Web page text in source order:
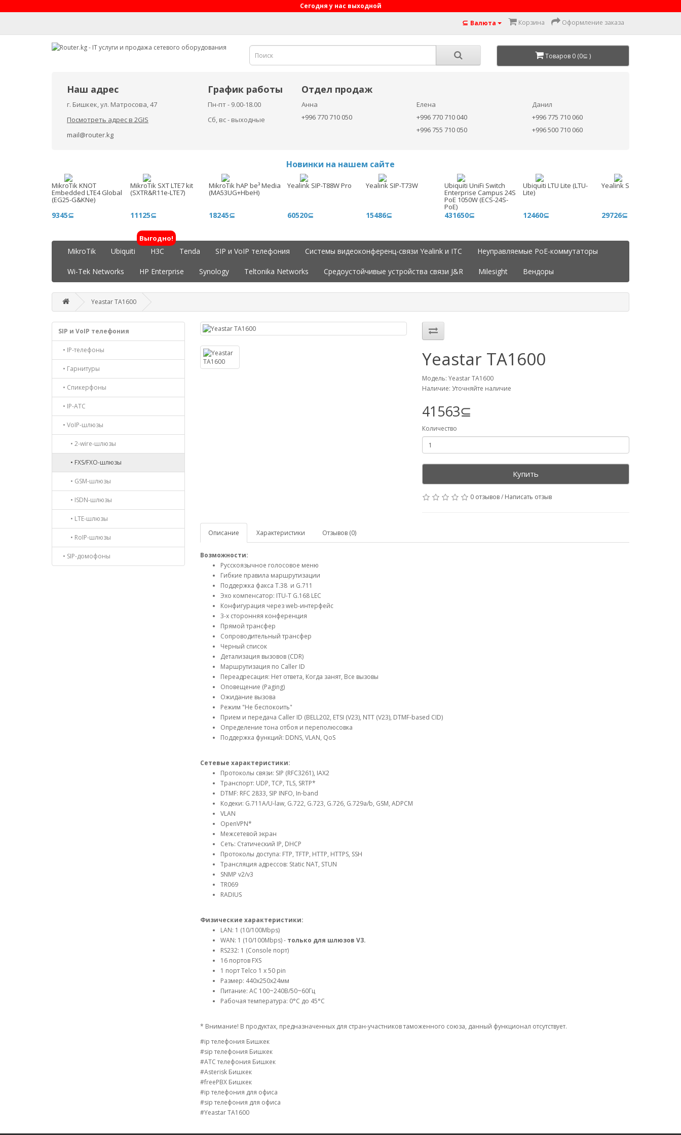
Сегодня у нас выходной
⊆ Валюта Корзина Оформление заказа
Товаров 0 (0⊆ )
Наш адрес
г. Бишкек, ул. Матросова, 47
Посмотреть адрес в 2GIS
mail@router.kg
График работы
Пн-пт - 9.00-18.00
Сб, вс - выходные
Отдел продаж
Анна
+996 770 710 050
Елена
+996 770 710 040
+996 755 710 050
Данил
+996 775 710 060
+996 500 710 060
Новинки на нашем сайте
MikroTik KNOT
Embedded LTE4 Global
(EG25-G&KNe)
9345⊆
MikroTik SXT LTE7 kit
(SXTR&R11e-LTE7)
11125⊆
MikroTik hAP be³ Media
(MA53UG+HbeH)
18245⊆
Yealink SIP-T88W Pro
60520⊆
Yealink SIP-T73W
15486⊆
Ubiquiti UniFi Switch
Enterprise Campus 24S
PoE 1050W (ECS-24S-
PoE)
431650⊆
Ubiquiti LTU Lite (LTU-
Lite)
12460⊆
Yealink SIP-T77U
29726⊆
MikroTik Ubiquiti
Выгодно!
H3C Tenda SIP и VoIP телефония Системы видеоконференц-связи Yealink и ITC Неуправляемые PoE-коммутаторы
Wi-Tek Networks HP Enterprise Synology Teltonika Networks Средоустойчивые устройства связи J&R Milesight Вендоры
Yeastar TA1600
SIP и VoIP телефония
• IP-телефоны
• Гарнитуры
• Спикерфоны
• IP-АТС
• VoIP-шлюзы
• 2-wire-шлюзы
• FXS/FXO-шлюзы
• GSM-шлюзы
• ISDN-шлюзы
• LTE-шлюзы
• RoIP-шлюзы
• SIP-домофоны
Yeastar TA1600
Модель: Yeastar TA1600
Наличие: Уточняйте наличие
41563⊆
Количество
Купить
0 отзывов/ Написать отзыв
Описание Характеристики Отзывов (0)
Возможности:
Русскоязычное голосовое меню
Гибкие правила маршрутизации
Поддержка факса T.38 и G.711
Эхо компенсатор: ITU-T G.168 LEC
Конфигурация через web-интерфейс
3-х сторонняя конференция
Прямой трансфер
Сопроводительный трансфер
Черный список
Детализация вызовов (CDR)
Маршрутизация по Caller ID
Переадресация: Нет ответа, Когда занят, Все вызовы
Оповещение (Paging)
Ожидание вызова
Режим "Не беспокоить"
Прием и передача Caller ID (BELL202, ETSI (V23), NTT (V23), DTMF-based CID)
Определение тона отбоя и переполюсовка
Поддержка функций: DDNS, VLAN, QoS
Сетевые характеристики:
Протоколы связи: SIP (RFC3261), IAX2
Транспорт: UDP, TCP, TLS, SRTP*
DTMF: RFC 2833, SIP INFO, In-band
Кодеки: G.711A/U-law, G.722, G.723, G.726, G.729a/b, GSM, ADPCM
VLAN
OpenVPN*
Межсетевой экран
Сеть: Статический IP, DHCP
Протоколы доступа: FTP, TFTP, HTTP, HTTPS, SSH
Трансляция адресcов: Static NAT, STUN
SNMP v2/v3
TR069
RADIUS
Физические характеристики:
LAN: 1 (10/100Mbps)
WAN: 1 (10/100Mbps) - только для шлюзов V3.
RS232: 1 (Console порт)
16 портов FXS
1 порт Telco 1 x 50 pin
Размер: 440х250x24мм
Питание: AC 100~240В/50~60Гц
Рабочая температура: 0°C до 45°C
* Внимание! В продуктах, предназначенных для стран-участников таможенного союза, данный функционал отсутствует.
#ip телефония Бишкек
#sip телефония Бишкек
#АТС телефония Бишкек
#Asterisk Бишкек
#freePBX Бишкек
#ip телефония для офиса
#sip телефония для офиса
#Yeastar TA1600